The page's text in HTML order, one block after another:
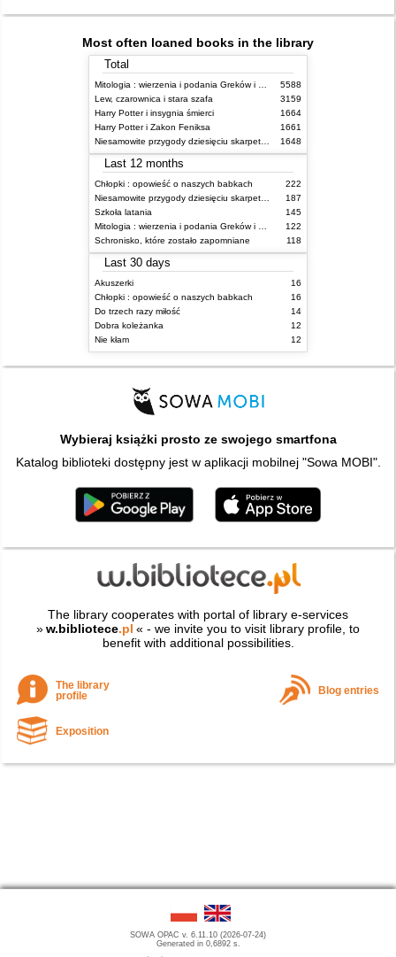
Most often loaned books in the library
Total
5588
Lew, czarownica i stara szafa
3159
Harry Potter i insygnia śmierci
1664
Harry Potter i Zakon Feniksa
1661
1648
Last 12 months
Chłopki : opowieść o naszych babkach
222
187
Szkoła latania
145
122
Schronisko, które zostało zapomniane
118
Last 30 days
Akuszerki
16
Chłopki : opowieść o naszych babkach
16
Do trzech razy miłość
14
Dobra koleżanka
12
Nie kłam
12
Wybieraj książki prosto ze swojego smartfona
Katalog biblioteki dostępny jest w aplikacji mobilnej "Sowa MOBI".
The library cooperates with portal of library e-services
»w.bibliotece.pl « - we invite you to visit library profile, to
benefit with additional possibilities.
The library
profile
Blog entries
Exposition
SOWA OPAC v. 6.11.10 (2026-07-24)
Generated in 0,6892 s.